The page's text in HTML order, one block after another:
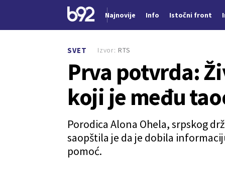
Najnovije Info Istočni front
SVET
Prva potvrda:
koji je među
Porodica Alona Ohela, srpskog
saopštila je da je dobila
pomoć.
Izvor: RTS